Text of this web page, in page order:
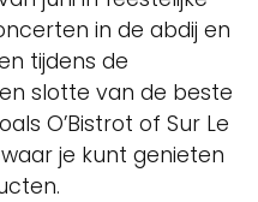
in de abdij en
tijdens de
slotte van de beste
O’Bistrot of Sur Le
je kunt genieten